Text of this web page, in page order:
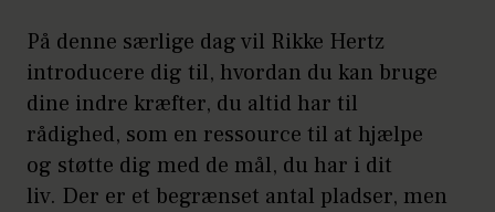
På denne særlige dag vil Rikke Hertz
introducere dig til, hvordan du kan bruge
dine indre kræfter, du altid har til
rådighed, som en ressource til at hjælpe
og støtte dig med de mål, du har i dit
liv. Der er et begrænset antal pladser, men